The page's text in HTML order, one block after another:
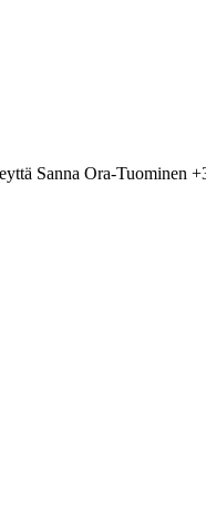
Sanna Ora-Tuominen